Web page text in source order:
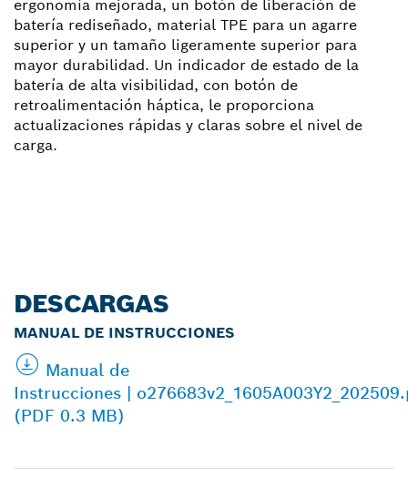
ergonomía mejorada, un botón de liberación de
batería rediseñado, material TPE para un agarre
superior y un tamaño ligeramente superior para
mayor durabilidad. Un indicador de estado de la
batería de alta visibilidad, con botón de
retroalimentación háptica, le proporciona
actualizaciones rápidas y claras sobre el nivel de
carga.
DESCARGAS
MANUAL DE INSTRUCCIONES
Manual de
Instrucciones |
(PDF 0.3 MB)